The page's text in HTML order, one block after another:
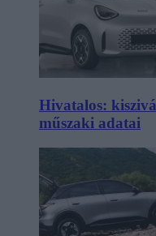
Hivatalos:
műszaki adatai